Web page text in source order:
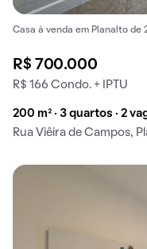
Casa à venda em Planalto de
R$ 700.000
R$ 166 Condo. + IPTU
200 m² · 3 quartos · 2
Rua Viêira de Campos,